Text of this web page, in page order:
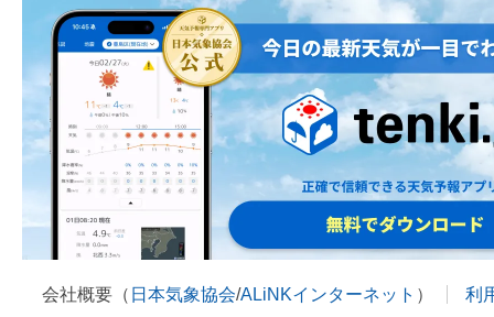
会社概要（ 日本気象協会/ALiNKインターネット ） 利